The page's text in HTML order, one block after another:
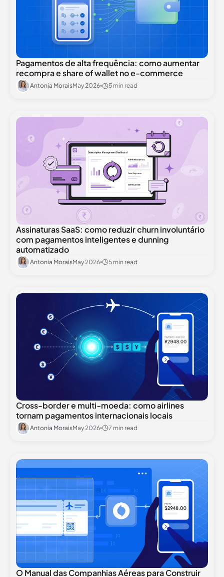
Pagamentos de alta frequência: como aumentar
recompra e share of wallet no e-commerce
Antonia MoraisMay 2026 5 min read
Assinaturas SaaS: como reduzir churn involuntário
com pagamentos inteligentes e dunning
automatizado
Antonia MoraisMay 2026 5 min read
Cross-border e multi‑moeda: como airlines
tornam pagamentos internacionais locais
Antonia MoraisMay 2026 7 min read
O Manual das Companhias Aéreas para Construir